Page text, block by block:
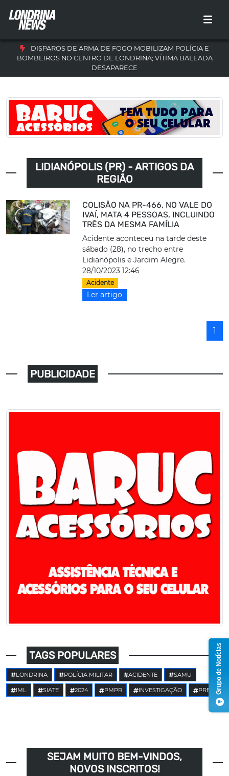
DISPAROS DE ARMA DE FOGO MOBILIZAM POLÍCIA E
BOMBEIROS NO CENTRO DE LONDRINA; VÍTIMA BALEADA
DESAPARECE
LIDIANÓPOLIS (PR) - ARTIGOS DA
REGIÃO
COLISÃO NA PR-466, NO VALE DO
IVAÍ, MATA 4 PESSOAS, INCLUINDO
TRÊS DA MESMA FAMÍLIA
Acidente aconteceu na tarde deste
sábado (28), no trecho entre
Lidianópolis e Jardim Alegre.
28/10/2023 12:46
Acidente
Ler artigo
1
PUBLICIDADE
TAGS POPULARES
LONDRINA POLÍCIA MILITAR ACIDENTE SAMU
IML SIATE 2024 PMPR INVESTIGAÇÃO PRE
SEJAM MUITO BEM-VINDOS,
NOVOS INSCRITOS!
Grupo de Notícias